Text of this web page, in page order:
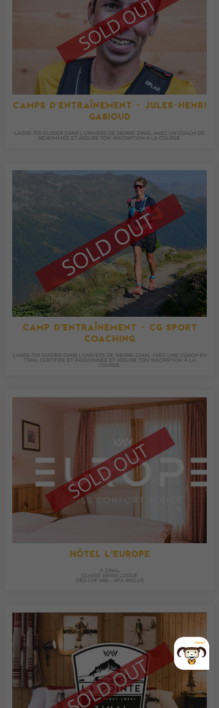
CAMPS D'ENTRAÎNEMENT - JULES-HENRI
GABIOUD
LAISSE-TOI GUIDER DANS L'UNIVERS DE SIERRE-ZINAL AVEC UN COACH DE
RENOMMÉE ET ASSURE TON INSCRIPTION À LA COURSE.
CAMP D’ENTRAÎNEMENT - CG SPORT
COACHING
LAISSE-TOI GUIDER DANS L'UNIVERS DE SIERRE-ZINAL AVEC UNE COACH EN
TRAIL CERTIFIÉE ET PASSIONNÉE ET ASSURE TON INSCRIPTION À LA
COURSE.
HÔTEL L’EUROPE
À ZINAL
CLASSÉ SWISS LODGE
DÈS CHF 485.-, SPA INCLUS